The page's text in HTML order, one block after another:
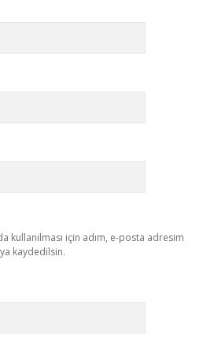
kullanılması için adım, e-posta adresim
kaydedilsin.